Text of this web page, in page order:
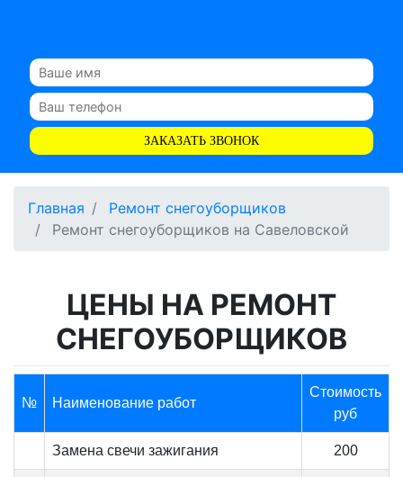
ЗАКАЗАТЬ ЗВОНОК
Главная
Ремонт снегоуборщиков
Ремонт снегоуборщиков на Савеловской
ЦЕНЫ НА РЕМОНТ
СНЕГОУБОРЩИКОВ
№ Наименование работ
Стоимость
руб
Замена свечи зажигания 200